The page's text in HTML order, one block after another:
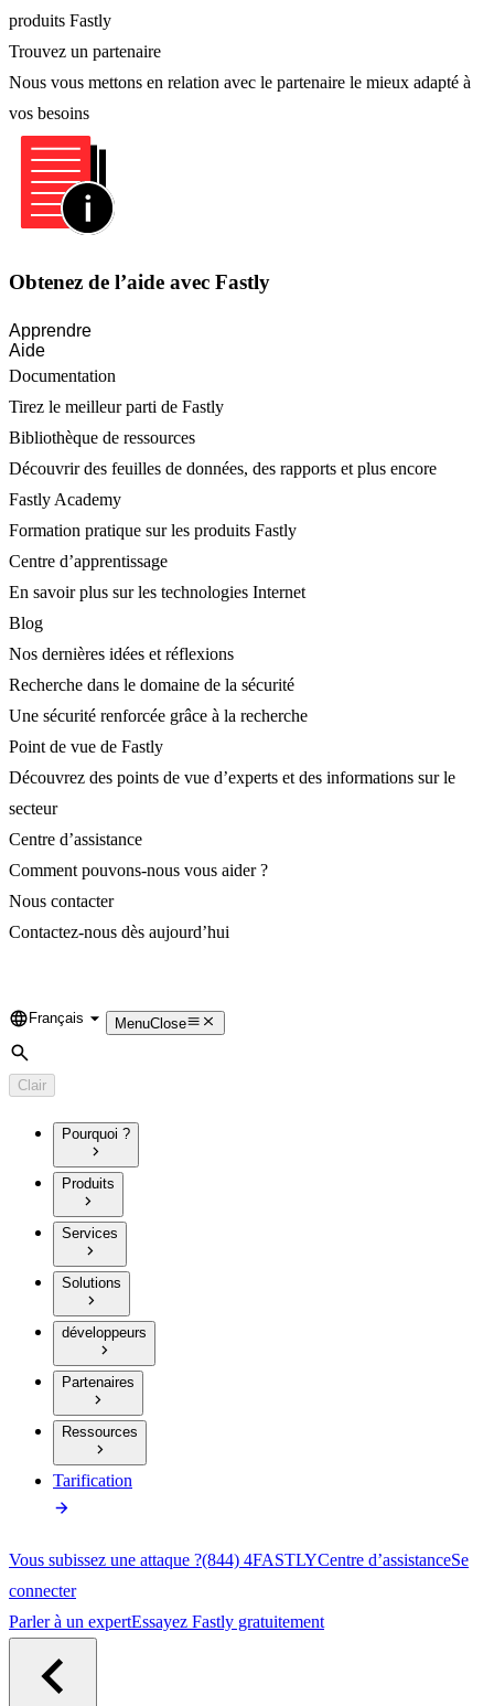
produits Fastly
Trouvez un partenaire
Nous vous mettons en relation avec le partenaire le mieux adapté à
vos besoins
Obtenez de l’aide avec Fastly
Apprendre
Aide
Documentation
Tirez le meilleur parti de Fastly
Bibliothèque de ressources
Découvrir des feuilles de données, des rapports et plus encore
Fastly Academy
Formation pratique sur les produits Fastly
Centre d’apprentissage
En savoir plus sur les technologies Internet
Blog
Nos dernières idées et réflexions
Recherche dans le domaine de la sécurité
Une sécurité renforcée grâce à la recherche
Point de vue de Fastly
Découvrez des points de vue d’experts et des informations sur le
secteur
Centre d’assistance
Comment pouvons-nous vous aider ?
Nous contacter
Contactez-nous dès aujourd’hui
Language
Français MenuClose
Rechercher
Clair
Pourquoi ?
Produits
Services
Solutions
développeurs
Partenaires
Ressources
Tarification
Vous subissez une attaque ?(844) 4FASTLYCentre d’assistanceSe
connecter
Parler à un expertEssayez Fastly gratuitement